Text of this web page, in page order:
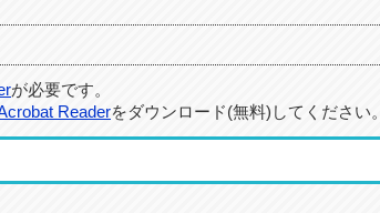
が必要です。
Readerをダウンロード(無料)してください。